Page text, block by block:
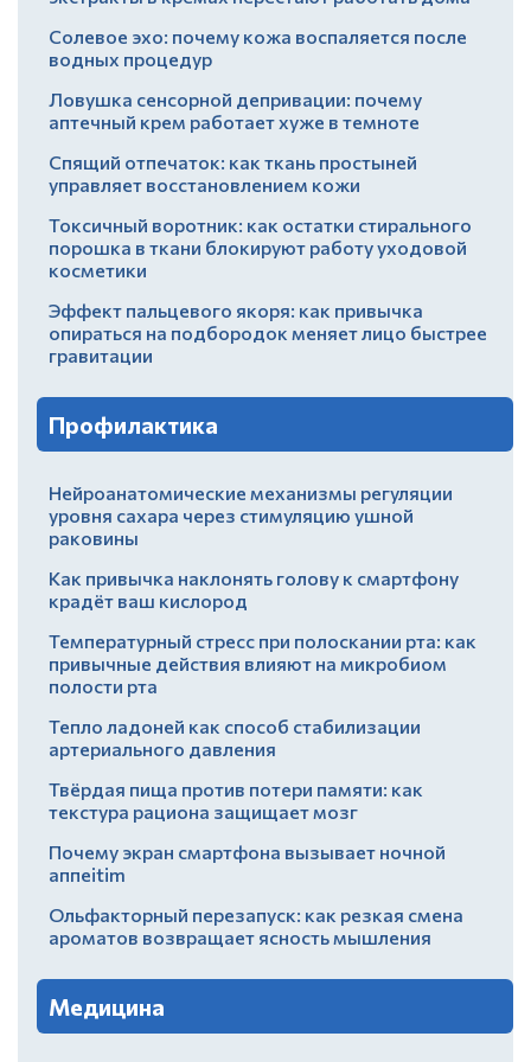
Солевое эхо: почему кожа воспаляется после
водных процедур
Ловушка сенсорной депривации: почему
аптечный крем работает хуже в темноте
Спящий отпечаток: как ткань простыней
управляет восстановлением кожи
Токсичный воротник: как остатки стирального
порошка в ткани блокируют работу уходовой
косметики
Эффект пальцевого якоря: как привычка
опираться на подбородок меняет лицо быстрее
гравитации
Профилактика
Нейроанатомические механизмы регуляции
уровня сахара через стимуляцию ушной
раковины
Как привычка наклонять голову к смартфону
крадёт ваш кислород
Температурный стресс при полоскании рта: как
привычные действия влияют на микробиом
полости рта
Тепло ладоней как способ стабилизации
артериального давления
Твёрдая пища против потери памяти: как
текстура рациона защищает мозг
Почему экран смартфона вызывает ночной
аппеitim
Ольфакторный перезапуск: как резкая смена
ароматов возвращает ясность мышления
Медицина